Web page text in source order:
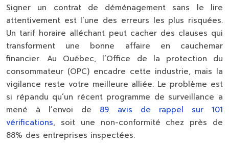
Signer un contrat de déménagement sans le lire
attentivement est l’une des erreurs les plus risquées.
Un tarif horaire alléchant peut cacher des clauses qui
transforment une bonne affaire en cauchemar
financier. Au Québec, l’Office de la protection du
consommateur (OPC) encadre cette industrie, mais la
vigilance reste votre meilleure alliée. Le problème est
si répandu qu’un récent programme de surveillance a
mené à l’envoi de 89 avis de rappel sur 101
vérifications, soit une non-conformité chez près de
88% des entreprises inspectées.